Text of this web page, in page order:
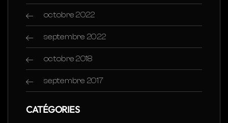
octobre 2022
septembre 2022
octobre 2018
septembre 2017
CATÉGORIES